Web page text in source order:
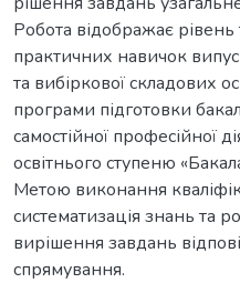
Робота відображає
практичних навичок
та вибіркової складових
програми підготовки
самостійної професійної
освітнього ступеню
Метою виконання
систематизація знань та
вирішення завдань
спрямування.